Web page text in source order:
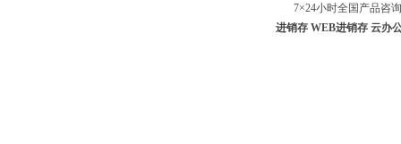
7×24小时全国产品咨
进销存 WEB进销存 云办